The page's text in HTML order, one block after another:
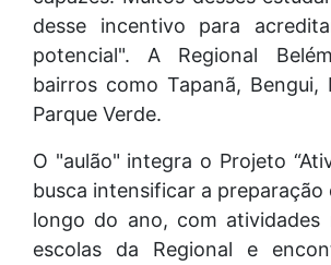
desse incentivo para
potencial". A Regional
bairros como Tapanã, Bengui,
Parque Verde.
O "aulão" integra o Projeto
busca intensificar a preparação
longo do ano, com atividades
escolas da Regional e